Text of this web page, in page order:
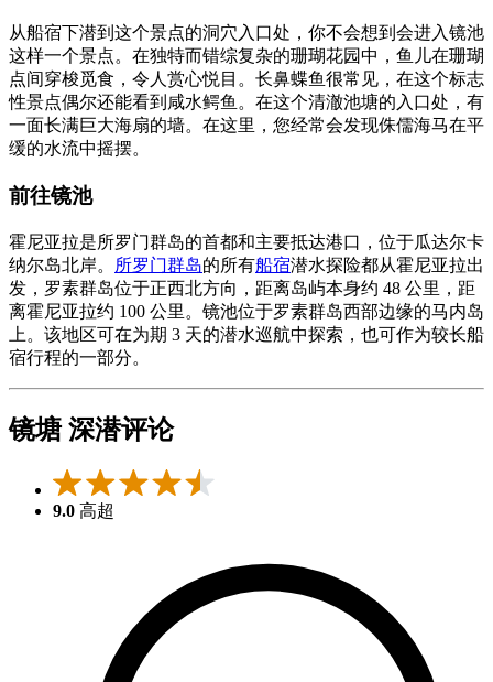
从船宿下潜到这个景点的洞穴入口处，你不会想到会进入镜池
这样一个景点。在独特而错综复杂的珊瑚花园中，鱼儿在珊瑚
点间穿梭觅食，令人赏心悦目。长鼻蝶鱼很常见，在这个标志
性景点偶尔还能看到咸水鳄鱼。在这个清澈池塘的入口处，有
一面长满巨大海扇的墙。在这里，您经常会发现侏儒海马在平
缓的水流中摇摆。
前往镜池
霍尼亚拉是所罗门群岛的首都和主要抵达港口，位于瓜达尔卡
纳尔岛北岸。
所罗门群岛的所有船宿潜水探险都从霍尼亚拉出
发，罗素群岛位于正西北方向，距离岛屿本身约 48 公里，距
离霍尼亚拉约 100 公里。镜池位于罗素群岛西部边缘的马内岛
上。该地区可在为期 3 天的潜水巡航中探索，也可作为较长船
宿行程的一部分。
镜塘 深潜评论
9.0 高超